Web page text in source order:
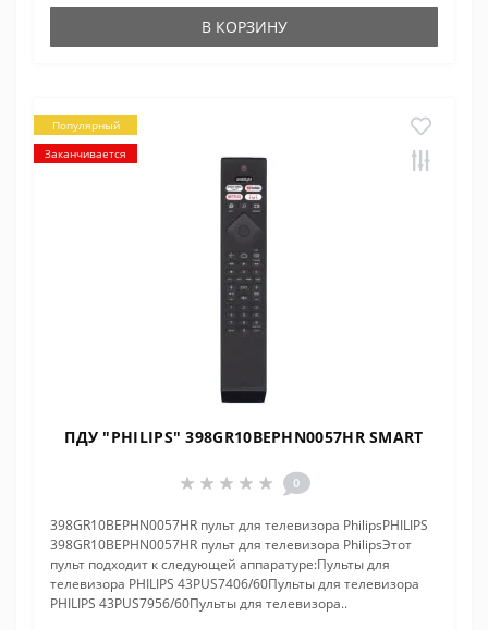
В КОРЗИНУ
Популярный
Заканчивается
ПДУ "PHILIPS" 398GR10BEPHN0057HR SMART
0
398GR10BEPHN0057HR пульт для телевизора PhilipsPHILIPS
398GR10BEPHN0057HR пульт для телевизора PhilipsЭтот
пульт подходит к следующей аппаратуре:Пульты для
телевизора PHILIPS 43PUS7406/60Пульты для телевизора
PHILIPS 43PUS7956/60Пульты для телевизора..